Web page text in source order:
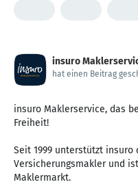
insuro
hat einen Beitrag
insuro Maklerservice, das
Freiheit!
Seit 1999 unterstützt insuro
Versicherungsmakler und
Maklermarkt.